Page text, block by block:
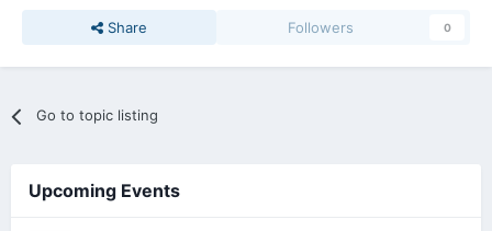
Share Followers 0
Go to topic listing
Upcoming Events